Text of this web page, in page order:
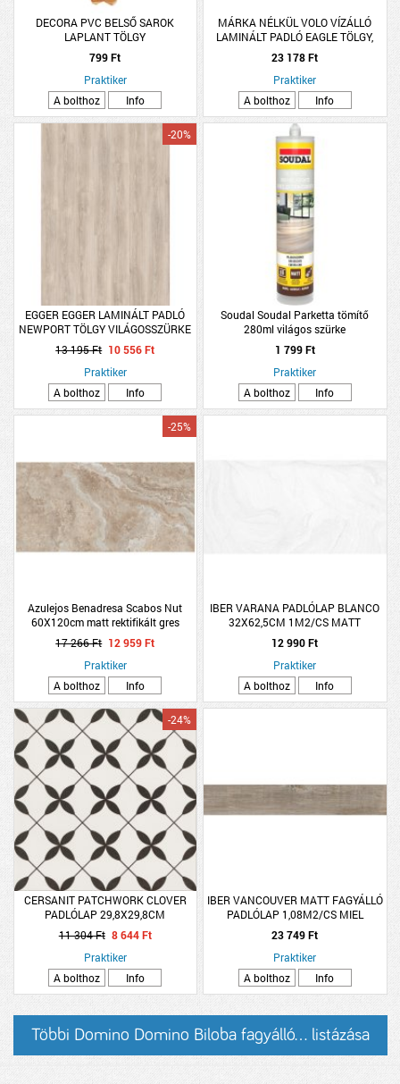
DECORA PVC BELSŐ SAROK
LAPLANT TÖLGY
799 Ft
Praktiker
A bolthoz
Info
MÁRKA NÉLKÜL VOLO VÍZÁLLÓ
LAMINÁLT PADLÓ EAGLE TÖLGY,
1380X191X8MM,
2.109M2/CSOMAG, K33, 4V
23 178 Ft
Praktiker
A bolthoz
Info
EGGER EGGER LAMINÁLT PADLÓ
NEWPORT TÖLGY VILÁGOSSZÜRKE
1292X193X7MM 2,49M2/CSOMAG
K31 4V EL2160
-20%
13 195 Ft 10 556 Ft
Praktiker
A bolthoz
Info
Soudal Soudal Parketta tömítő
280ml világos szürke
1 799 Ft
Praktiker
A bolthoz
Info
Azulejos Benadresa Scabos Nut
60X120cm matt rektifikált gres
padlólap
-25%
17 266 Ft 12 959 Ft
Praktiker
A bolthoz
Info
IBER VARANA PADLÓLAP BLANCO
32X62,5CM 1M2/CS MATT
FAGYÁLLÓ
12 990 Ft
Praktiker
A bolthoz
Info
CERSANIT PATCHWORK CLOVER
PADLÓLAP 29,8X29,8CM
-24%
11 304 Ft 8 644 Ft
Praktiker
A bolthoz
Info
IBER VANCOUVER MATT FAGYÁLLÓ
PADLÓLAP 1,08M2/CS MIEL
15X90CM
23 749 Ft
Praktiker
A bolthoz
Info
Többi Domino Domino Biloba fagyálló... listázása